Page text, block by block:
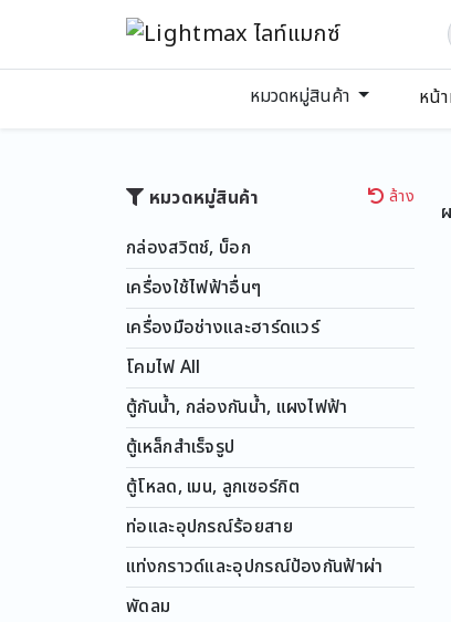
หมวดหมู่สินค้า หน้
หมวดหมู่สินค้า ล้าง
กล่องสวิตช์, บ็อก
เครื่องใช้ไฟฟ้าอื่นๆ
เครื่องมือช่างและฮาร์ดแวร์
โคมไฟ All
ตู้กันน้ำ, กล่องกันน้ำ, แผงไฟฟ้า
ตู้เหล็กสำเร็จรูป
ตู้โหลด, เมน, ลูกเซอร์กิต
ท่อและอุปกรณ์ร้อยสาย
แท่งกราวด์และอุปกรณ์ป้องกันฟ้าผ่า
พัดลม